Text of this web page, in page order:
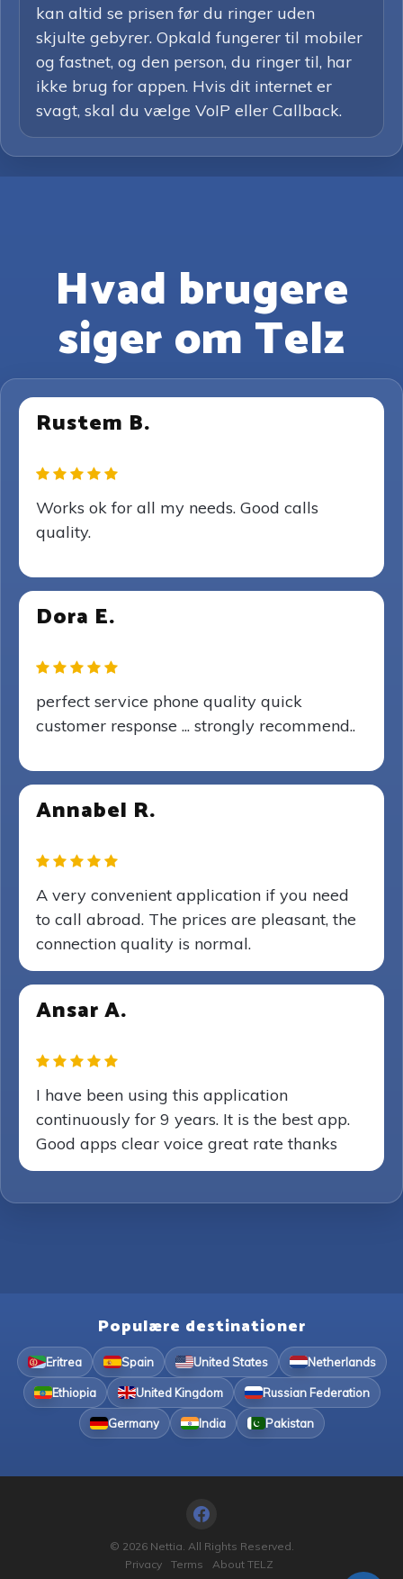
kan altid se prisen før du ringer uden
skjulte gebyrer. Opkald fungerer til mobiler
og fastnet, og den person, du ringer til, har
ikke brug for appen. Hvis dit internet er
svagt, skal du vælge VoIP eller Callback.
Hvad brugere
siger om Telz
Rustem B.
Works ok for all my needs. Good calls
quality.
Dora E.
perfect service phone quality quick
customer response ... strongly recommend..
Annabel R.
A very convenient application if you need
to call abroad. The prices are pleasant, the
connection quality is normal.
Ansar A.
I have been using this application
continuously for 9 years. It is the best app.
Good apps clear voice great rate thanks
Populære destinationer
Eritrea Spain United States Netherlands
Ethiopia United Kingdom Russian Federation
Germany India Pakistan
© 2026 Nettia. All Rights Reserved.
Privacy
Terms About TELZ